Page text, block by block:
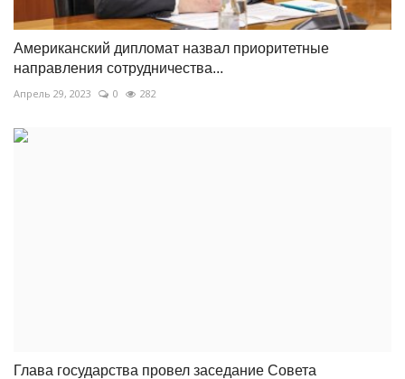
Американский дипломат назвал приоритетные
направления сотрудничества...
Апрель 29, 2023 0 282
Глава государства провел заседание Совета